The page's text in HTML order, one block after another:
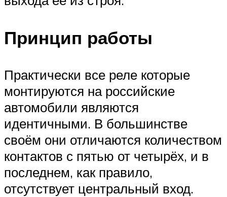
Принцип работы
Практически все реле которые
монтируются на российские
автомобили являются
идентичными. В большинстве
своём они отличаются количеством
контактов с пятью от четырёх, и в
последнем, как правило,
отсутствует центральный вход.